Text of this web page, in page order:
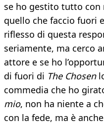
se ho gestito tutto
quello che faccio fuori
riflesso di questa
seriamente, ma cerco
attore e se ho
di fuori di The Chosen
commedia che ho
mio, non ha niente a
con la fede, ma è